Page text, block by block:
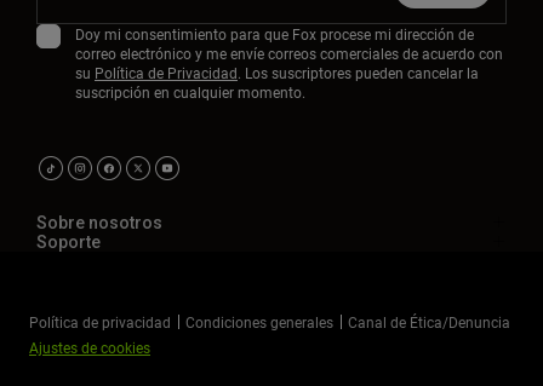
Doy mi consentimiento para que Fox procese mi dirección de
correo electrónico y me envíe correos comerciales de acuerdo con
su Política de Privacidad. Los suscriptores pueden cancelar la
suscripción en cualquier momento.
Sobre nosotros
Soporte
Política de privacidad Condiciones generales
Canal de Ética/Denuncia
Ajustes de cookies